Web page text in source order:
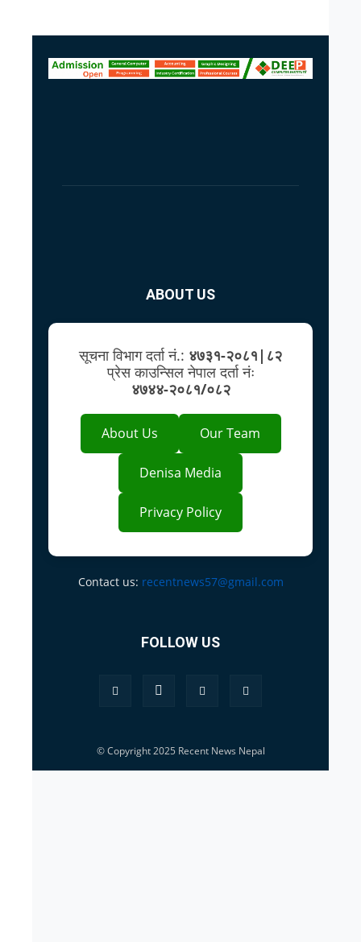
ABOUT US
सूचना विभाग दर्ता नं.: ४७३१-२०८१|८२
प्रेस काउन्सिल नेपाल दर्ता नंः
४७४४-२०८१/०८२
About Us Our Team
Denisa Media
Privacy Policy
Contact us: recentnews57@gmail.com
FOLLOW US
© Copyright 2025 Recent News Nepal